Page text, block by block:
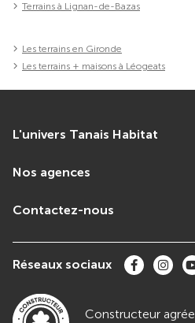
Terrains à Lignan-de-Bazas
Les terrains en Gironde
Les terrains + maisons à Léogeats
L'univers Tanais Habitat
Nos agences
Contactez-nous
Réseaux sociaux
Constructeur agrée